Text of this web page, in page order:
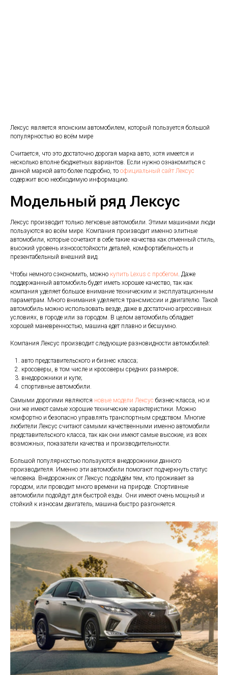
Лексус является японским автомобилем, который пользуется большой
популярностью во всём мире
Считается, что это достаточно дорогая марка авто, хотя имеется и
несколько вполне бюджетных вариантов. Если нужно ознакомиться с
данной маркой авто более подробно, то официальный сайт Лексус
содержит всю необходимую информацию.
Модельный ряд Лексус
Лексус производит только легковые автомобили. Этими машинами люди
пользуются во всём мире. Компания производит именно элитные
автомобили, которые сочетают в себе такие качества как отменный стиль,
высокий уровень износостойкости деталей, комфортабельность и
презентабельный внешний вид.
Чтобы немного сэкономить, можно купить Lexus с пробегом. Даже
поддержанный автомобиль будет иметь хорошее качество, так как
компания уделяет большое внимание техническим и эксплуатационным
параметрам. Много внимания уделяется трансмиссии и двигателю. Такой
автомобиль можно использовать везде, даже в достаточно агрессивных
условиях, в городе или за городом. В целом автомобиль обладает
хорошей маневренностью, машина едет плавно и бесшумно.
Компания Лексус производит следующие разновидности автомобилей:
авто представительского и бизнес класса;
кросоверы, в том числе и кросоверы средних размеров;
внедорожники и купе;
спортивные автомобили.
Самыми дорогими являются новые модели Лексус бизнес-класса, но и
они же имеют самые хорошие технические характеристики. Можно
комфортно и безопасно управлять транспортным средством. Многие
любители Лексус считают самыми качественными именно автомобили
представительского класса, так как они имеют самые высокие, из всех
возможных, показатели качества и производительности.
Большой популярностью пользуются внедорожники данного
производителя. Именно эти автомобили помогают подчеркнуть статус
человека. Внедорожник от Лексус подойдём тем, кто проживает за
городом, или проводит много времени на природе. Спортивные
автомобили подойдут для быстрой езды. Они имеют очень мощный и
стойкий к износам двигатель, машина быстро разгоняется.